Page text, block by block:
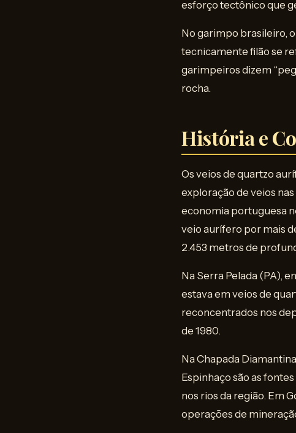
esforço tectônico que
No garimpo brasileiro,
tecnicamente filão se
garimpeiros dizem
rocha.
História e
Os veios de quartzo
exploração de veios
economia portuguesa
veio aurífero por mais
2.453 metros de
Na Serra Pelada (PA),
estava em veios de
reconcentrados nos
de 1980.
Na Chapada
Espinhaço são as
nos rios da região. Em
operações de